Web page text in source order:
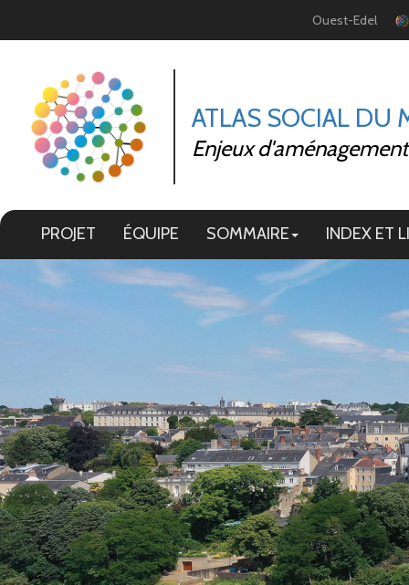
Ouest-Edel
ATLAS SOCIAL DU
Enjeux
PROJET ÉQUIPE SOMMAIRE INDEX ET